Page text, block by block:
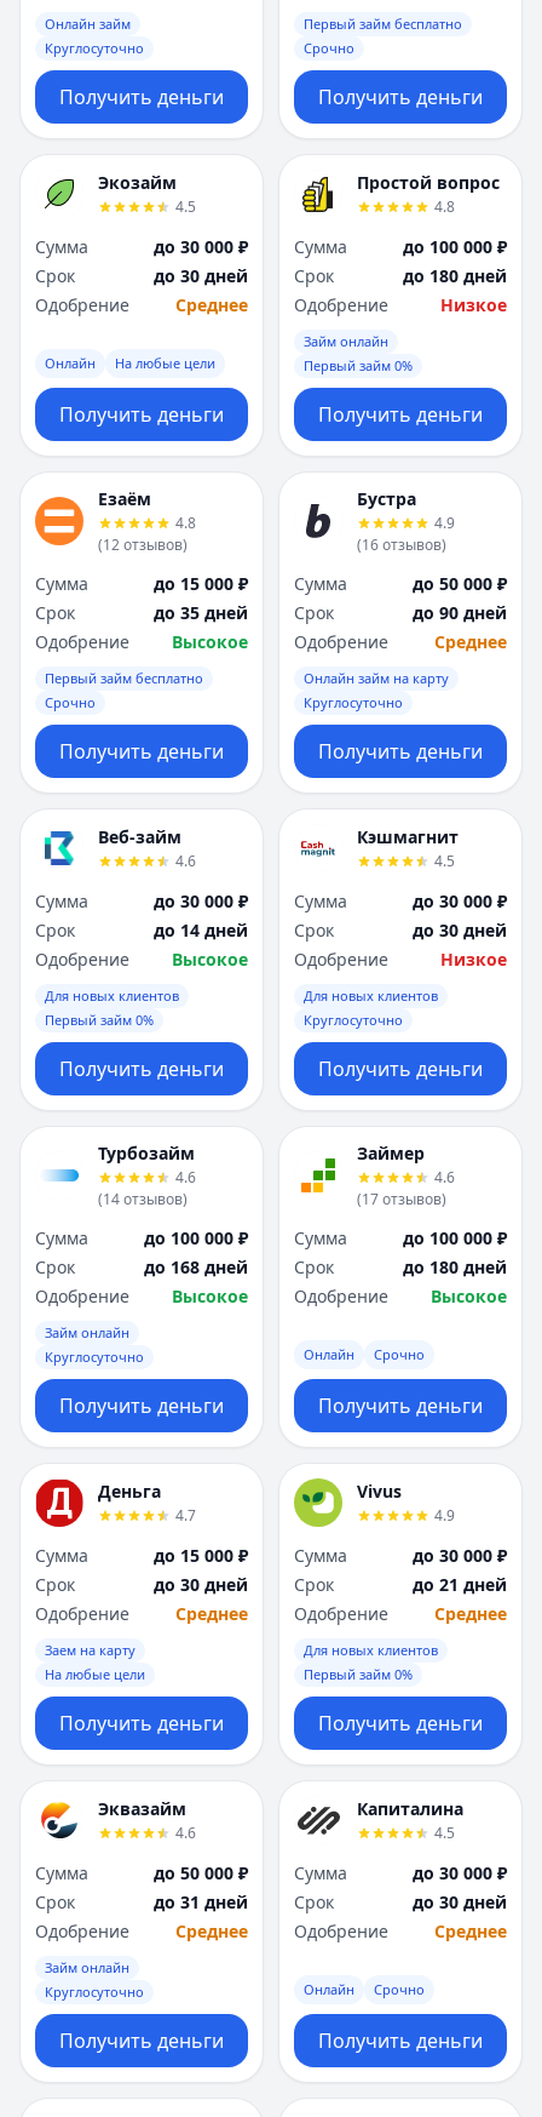
Онлайн займ
Круглосуточно
Получить деньги
Первый займ бесплатно
Срочно
Получить деньги
Экозайм
4.5
Сумма
до 30 000 ₽
Срок
до 30 дней
Одобрение
Среднее
Онлайн На любые цели
Получить деньги
Простой вопрос
4.8
Сумма
до 100 000 ₽
Срок
до 180 дней
Одобрение
Низкое
Займ онлайн
Первый займ 0%
Получить деньги
Езаём
4.8
(12отзывов)
Сумма
до 15 000 ₽
Срок
до 35 дней
Одобрение
Высокое
Первый займ бесплатно
Срочно
Получить деньги
Бустра
4.9
(16отзывов)
Сумма
до 50 000 ₽
Срок
до 90 дней
Одобрение
Среднее
Онлайн займ на карту
Круглосуточно
Получить деньги
Веб-займ
4.6
Сумма
до 30 000 ₽
Срок
до 14 дней
Одобрение
Высокое
Для новых клиентов
Первый займ 0%
Получить деньги
Кэшмагнит
4.5
Сумма
до 30 000 ₽
Срок
до 30 дней
Одобрение
Низкое
Для новых клиентов
Круглосуточно
Получить деньги
Турбозайм
4.6
(14отзывов)
Сумма
до 100 000 ₽
Срок
до 168 дней
Одобрение
Высокое
Займ онлайн
Круглосуточно
Получить деньги
Займер
4.6
(17отзывов)
Сумма
до 100 000 ₽
Срок
до 180 дней
Одобрение
Высокое
Онлайн Срочно
Получить деньги
Деньга
4.7
Сумма
до 15 000 ₽
Срок
до 30 дней
Одобрение
Среднее
Заем на карту
На любые цели
Получить деньги
Vivus
4.9
Сумма
до 30 000 ₽
Срок
до 21 дней
Одобрение
Среднее
Для новых клиентов
Первый займ 0%
Получить деньги
Эквазайм
4.6
Сумма
до 50 000 ₽
Срок
до 31 дней
Одобрение
Среднее
Займ онлайн
Круглосуточно
Получить деньги
Капиталина
4.5
Сумма
до 30 000 ₽
Срок
до 30 дней
Одобрение
Среднее
Онлайн Срочно
Получить деньги